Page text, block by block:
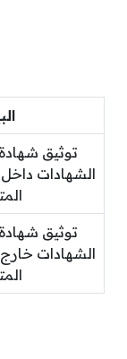
توثيق شهادة
الشهادات داخل
توثيق شهادة
الشهادات خارج